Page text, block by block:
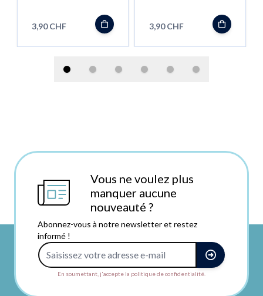
3,90 CHF 3,90 CHF
Vous ne voulez plus
manquer aucune
nouveauté ?
Abonnez-vous à notre newsletter et restez
informé !
En soumettant, j'accepte la politique de confidentialité.